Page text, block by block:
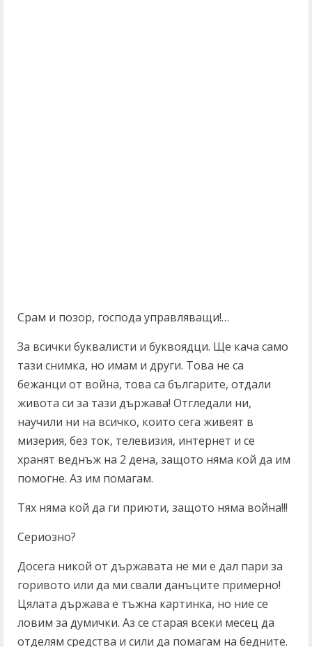
Срам и позор, господа управляващи!…
За всички буквалисти и буквоядци. Ще кача само
тази снимка, но имам и други. Това не са
бежанци от война, това са българите, отдали
живота си за тази държава! Отгледали ни,
научили ни на всичко, които сега живеят в
мизерия, без ток, телевизия, интернет и се
хранят веднъж на 2 дена, защото няма кой да им
помогне. Аз им помагам.
Тях няма кой да ги приюти, защото няма война!!!
Сериозно?
Досега никой от държавата не ми е дал пари за
горивото или да ми свали данъците примерно!
Цялата държава е тъжна картинка, но ние се
ловим за думички. Аз се старая всеки месец да
отделям средства и сили да помагам на бедните.